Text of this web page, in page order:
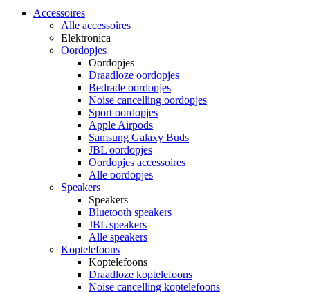
Accessoires
Alle accessoires
Elektronica
Oordopjes
Oordopjes
Draadloze oordopjes
Bedrade oordopjes
Noise cancelling oordopjes
Sport oordopjes
Apple Airpods
Samsung Galaxy Buds
JBL oordopjes
Oordopjes accessoires
Alle oordopjes
Speakers
Speakers
Bluetooth speakers
JBL speakers
Alle speakers
Koptelefoons
Koptelefoons
Draadloze koptelefoons
Noise cancelling koptelefoons